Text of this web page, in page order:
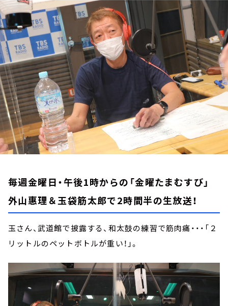
お知らせ
イベント・グッズ
YouTube
会社情報
毎週金曜日・午後1時からの「金曜たまむすび」
外山惠理＆玉袋筋太郎で2時間半の生放送！
玉さん、武道館で披露する、和太鼓の練習で筋肉痛・・・「２
リットルのペットボトルが重い！」。